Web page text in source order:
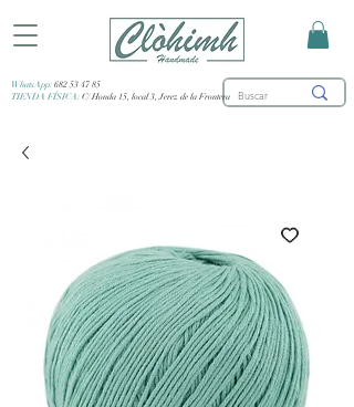
WhatsApp: 682 53 47 85
TIENDA FÍSICA: C/ Honda 15, local 3, Jerez de la Frontera